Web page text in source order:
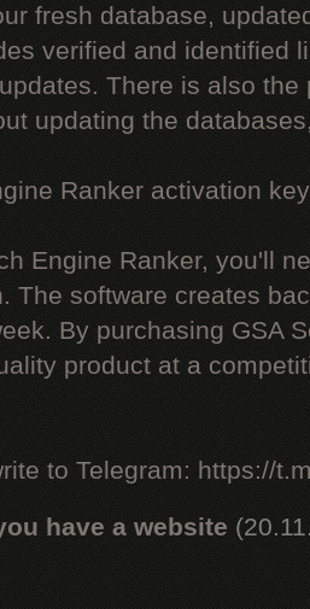
fresh database,
verified and identified
There is also
updating the
Ranker activation key
Engine Ranker, you'll
The software creates
By purchasing GSA
product at a
to Telegram: https://
have a website